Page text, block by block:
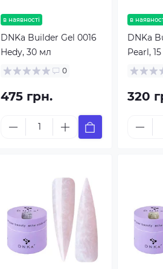
в наявності
DNKa Builder Gel 0016
Hedy, 30 мл
0
475 грн.
в
DNKa
Pearl,
320